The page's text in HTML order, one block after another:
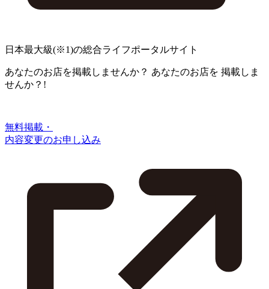
日本最大級(※1)の総合ライフポータルサイト
あなたのお店を掲載しませんか？ あなたのお店を 掲載しま
せんか？!
無料掲載・
内容変更のお申し込み